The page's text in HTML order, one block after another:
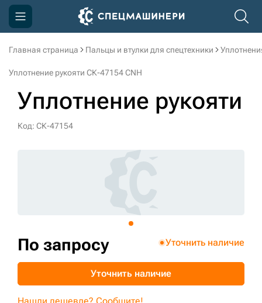
Главная страница Пальцы и втулки для спецтехники
Уплотнение рукояти СК-47154 CNH
Уплотнение рукояти
Код: СК-47154
По запросу Уточнить наличие
Уточнить наличие
Компания
Доставка и оплата
Информация
sksale@skdst.ru
+7 (499) 394-50-93